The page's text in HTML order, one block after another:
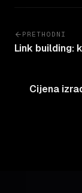
PRETHODNI
Link building:
Cijena